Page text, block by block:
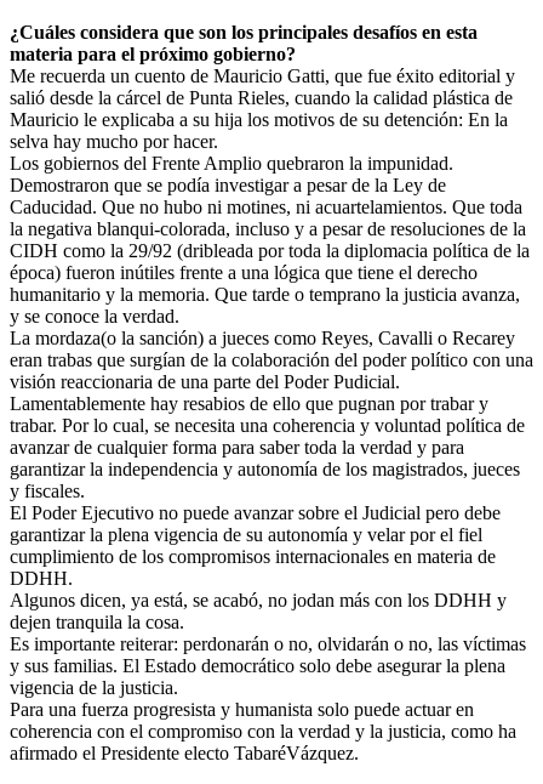
¿Cuáles considera que son los principales desafíos en esta
materia para el próximo gobierno?
Me recuerda un cuento de Mauricio Gatti, que fue éxito editorial y
salió desde la cárcel de Punta Rieles, cuando la calidad plástica de
Mauricio le explicaba a su hija los motivos de su detención: En la
selva hay mucho por hacer.
Los gobiernos del Frente Amplio quebraron la impunidad.
Demostraron que se podía investigar a pesar de la Ley de
Caducidad. Que no hubo ni motines, ni acuartelamientos. Que toda
la negativa blanqui-colorada, incluso y a pesar de resoluciones de la
CIDH como la 29/92 (dribleada por toda la diplomacia política de la
época) fueron inútiles frente a una lógica que tiene el derecho
humanitario y la memoria. Que tarde o temprano la justicia avanza,
y se conoce la verdad.
La mordaza(o la sanción) a jueces como Reyes, Cavalli o Recarey
eran trabas que surgían de la colaboración del poder político con una
visión reaccionaria de una parte del Poder Pudicial.
Lamentablemente hay resabios de ello que pugnan por trabar y
trabar. Por lo cual, se necesita una coherencia y voluntad política de
avanzar de cualquier forma para saber toda la verdad y para
garantizar la independencia y autonomía de los magistrados, jueces
y fiscales.
El Poder Ejecutivo no puede avanzar sobre el Judicial pero debe
garantizar la plena vigencia de su autonomía y velar por el fiel
cumplimiento de los compromisos internacionales en materia de
DDHH.
Algunos dicen, ya está, se acabó, no jodan más con los DDHH y
dejen tranquila la cosa.
Es importante reiterar: perdonarán o no, olvidarán o no, las víctimas
y sus familias. El Estado democrático solo debe asegurar la plena
vigencia de la justicia.
Para una fuerza progresista y humanista solo puede actuar en
coherencia con el compromiso con la verdad y la justicia, como ha
afirmado el Presidente electo TabaréVázquez.